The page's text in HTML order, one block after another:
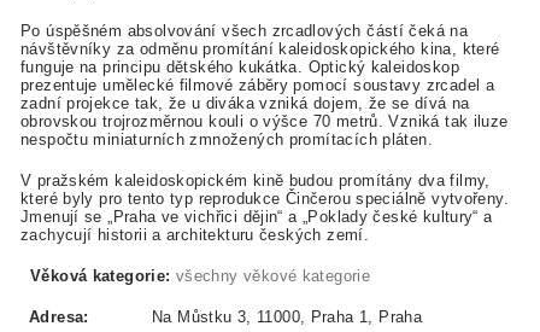
Po úspěšném absolvování všech zrcadlových částí čeká na
návštěvníky za odměnu promítání kaleidoskopického kina, které
funguje na principu dětského kukátka. Optický kaleidoskop
prezentuje umělecké filmové záběry pomocí soustavy zrcadel a
zadní projekce tak, že u diváka vzniká dojem, že se dívá na
obrovskou trojrozměrnou kouli o výšce 70 metrů. Vzniká tak iluze
nespočtu miniaturních zmnožených promítacích pláten.
V pražském kaleidoskopickém kině budou promítány dva filmy,
které byly pro tento typ reprodukce Činčerou speciálně vytvořeny.
Jmenují se „Praha ve vichřici dějin“ a „Poklady české kultury“ a
zachycují historii a architekturu českých zemí.
Věková kategorie: všechny věkové kategorie
Adresa:
Na Můstku 3, 11000, Praha 1, Praha